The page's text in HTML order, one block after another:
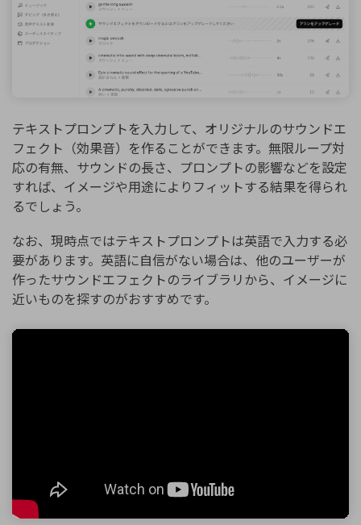
テキストプロンプトを入力して、オリジナルのサウンドエ
フェクト（効果音）を作ることができます。無限ループ対
応の有無、サウンドの長さ、プロンプトの影響などを設定
すれば、イメージや用途によりフィットする結果を得られ
るでしょう。
なお、現時点ではテキストプロンプトは英語で入力する必
要があります。英語に自信がない場合は、他のユーザーが
作ったサウンドエフェクトのライブラリから、イメージに
近いものを探すのがおすすめです。